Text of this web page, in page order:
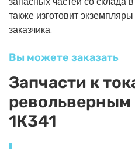
также изготовит
заказчика.
Вы можете заказать
Запчасти к
револьверным
1К341